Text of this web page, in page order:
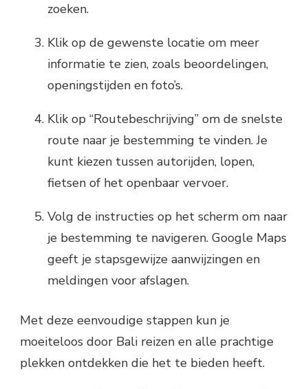
zoeken.
Klik op de gewenste locatie om meer
informatie te zien, zoals beoordelingen,
openingstijden en foto’s.
Klik op “Routebeschrijving” om de snelste
route naar je bestemming te vinden. Je
kunt kiezen tussen autorijden, lopen,
fietsen of het openbaar vervoer.
Volg de instructies op het scherm om naar
je bestemming te navigeren. Google Maps
geeft je stapsgewijze aanwijzingen en
meldingen voor afslagen.
Met deze eenvoudige stappen kun je
moeiteloos door Bali reizen en alle prachtige
plekken ontdekken die het te bieden heeft.